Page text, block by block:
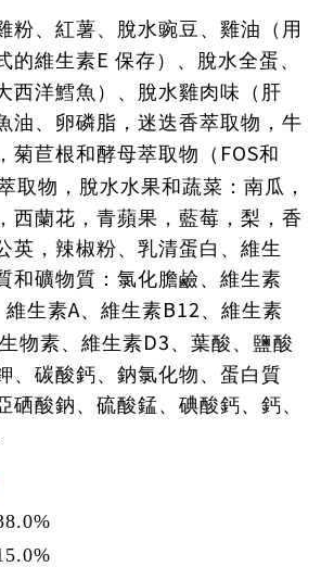
粉、紅薯、脫水豌豆、雞油（用
的維生素E 保存）、脫水全蛋、
西洋鱈魚）、脫水雞肉味（肝
油、卵磷脂，迷迭香萃取物，牛
菊苣根和酵母萃取物（ FOS和
取物，脫水水果和蔬菜：南瓜，
西蘭花，青蘋果，藍莓，梨，香
英，辣椒粉、乳清蛋白、維生
和礦物質：氯化膽鹼、維生素
維生素A、維生素B12、維生素
物素、維生素D3 、葉酸、鹽酸
、碳酸鈣、鈉氯化物、蛋白質
硒酸鈉、硫酸錳、碘酸鈣、鈣、